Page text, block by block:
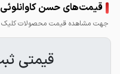
قیمت‌های حسن کاوانلوئی
جهت مشاهده قیمت محصولات کلیک
قیمتی